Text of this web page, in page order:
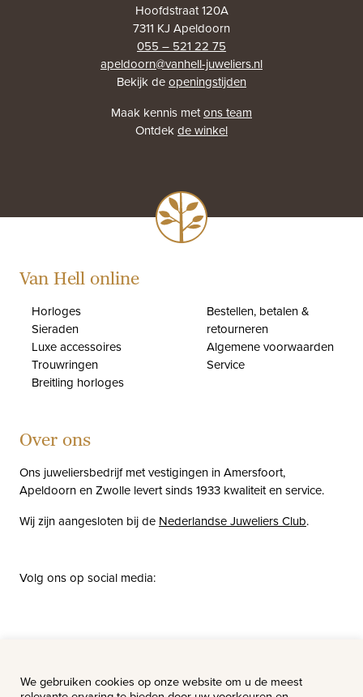
Hoofdstraat 120A
7311 KJ Apeldoorn
055 – 521 22 75
apeldoorn@vanhell-juweliers.nl
Bekijk deopeningstijden
Maak kennis metons team
Ontdekde winkel
Van Hell online
Horloges
Sieraden
Luxe accessoires
Trouwringen
Breitling horloges
Bestellen, betalen &
retourneren
Algemene voorwaarden
Service
Over ons
Ons juweliersbedrijf met vestigingen in Amersfoort,
Apeldoorn en Zwolle levert sinds 1933 kwaliteit en service.
Wij zijn aangesloten bij de Nederlandse Juweliers Club.
Volg ons op social media:
Vacatures
We gebruiken cookies op onze website om u de meest